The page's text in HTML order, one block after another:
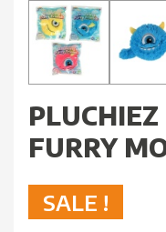
FURRY
SALE !